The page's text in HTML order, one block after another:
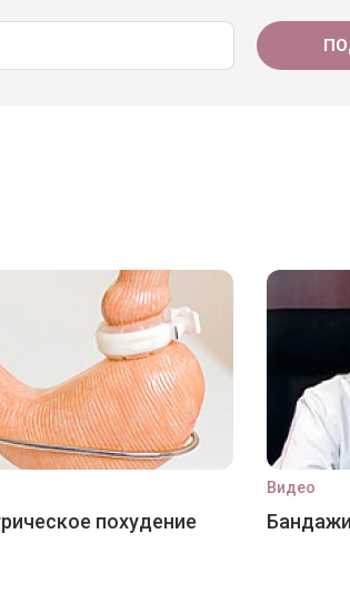
похудение
Видео